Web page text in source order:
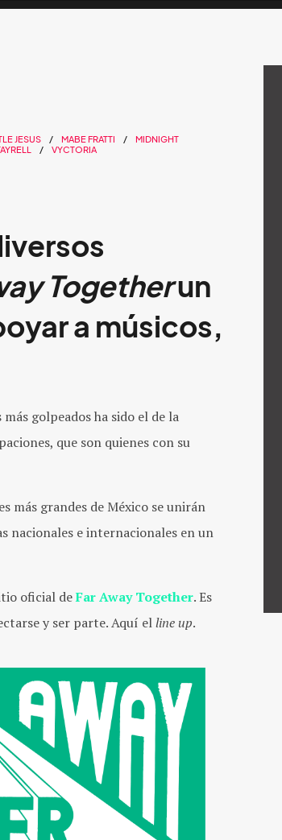
JESUS MABE FRATTI
MIDNIGHT
VYCTORIA
Togetherun
a músicos,
golpeados ha sido el de la
que son quienes con su
más grandes de México se unirán
nacionales e internacionales en un
oficial deFar Away Together. Es
y ser parte. Aquí elline up.